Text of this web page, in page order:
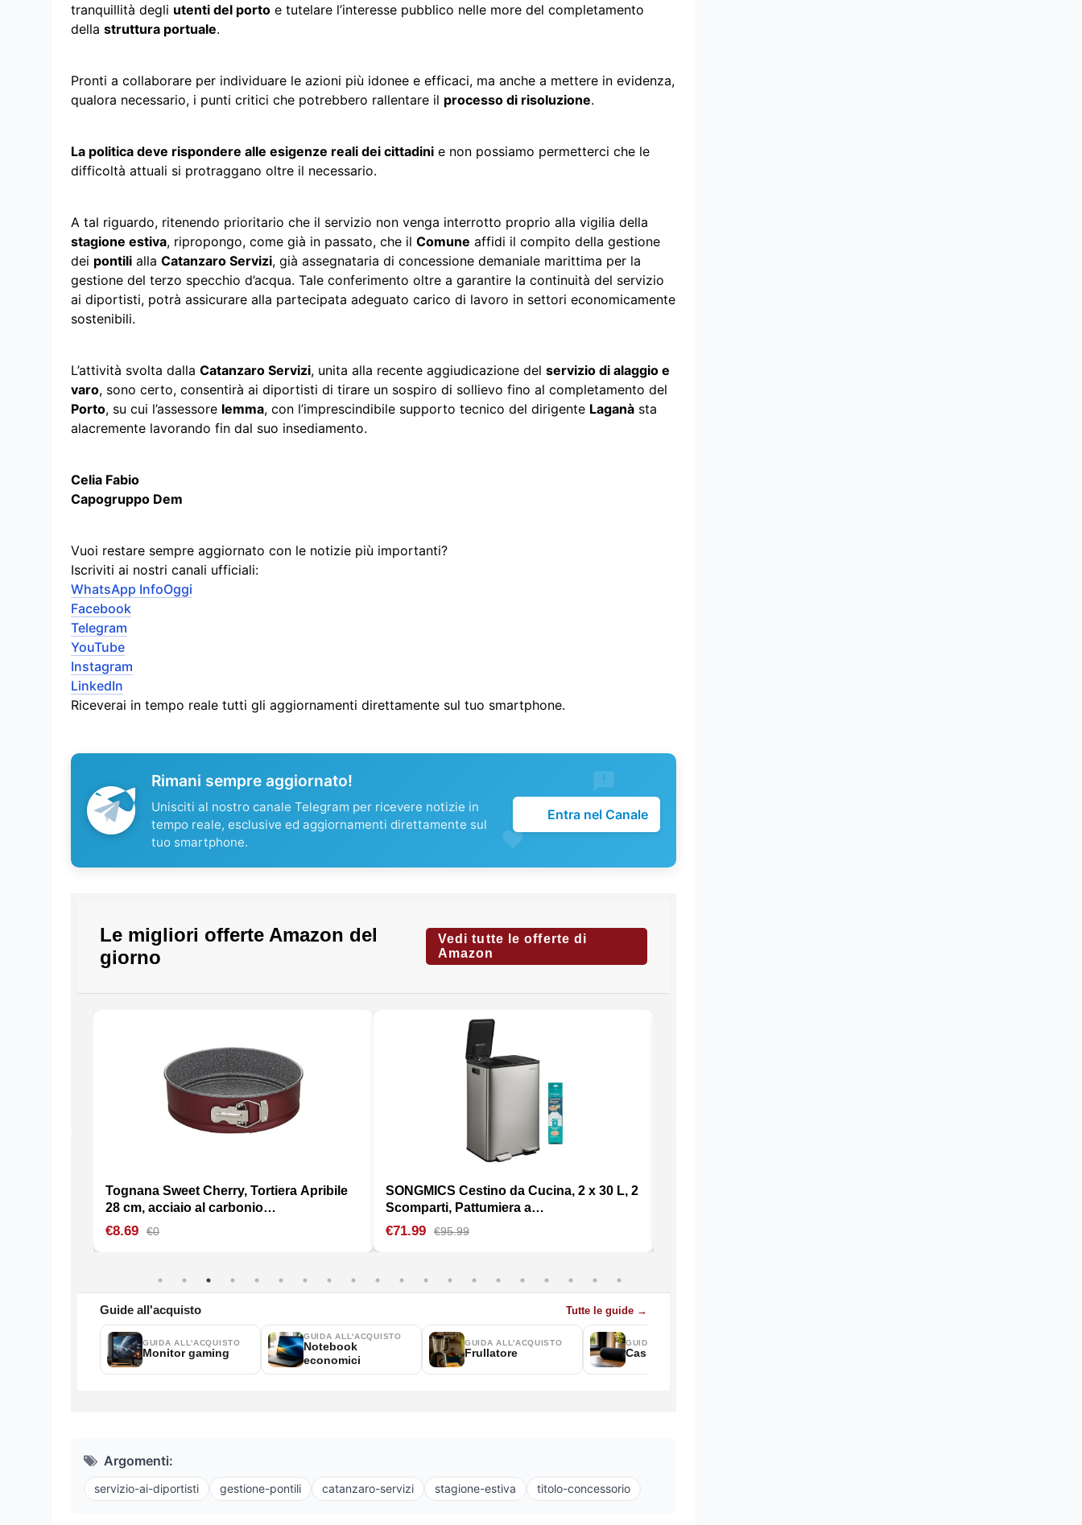
tranquillità degli utenti del porto e tutelare l’interesse pubblico nelle more del completamento
della struttura portuale.
Pronti a collaborare per individuare le azioni più idonee e efficaci, ma anche a mettere in evidenza,
qualora necessario, i punti critici che potrebbero rallentare il processo di risoluzione.
La politica deve rispondere alle esigenze reali dei cittadini e non possiamo permetterci che le
difficoltà attuali si protraggano oltre il necessario.
A tal riguardo, ritenendo prioritario che il servizio non venga interrotto proprio alla vigilia della
stagione estiva, ripropongo, come già in passato, che il Comune affidi il compito della gestione
dei pontili alla Catanzaro Servizi, già assegnataria di concessione demaniale marittima per la
gestione del terzo specchio d’acqua. Tale conferimento oltre a garantire la continuità del servizio
ai diportisti, potrà assicurare alla partecipata adeguato carico di lavoro in settori economicamente
sostenibili.
L’attività svolta dalla Catanzaro Servizi, unita alla recente aggiudicazione del servizio di alaggio e
varo, sono certo, consentirà ai diportisti di tirare un sospiro di sollievo fino al completamento del
Porto, su cui l’assessore Iemma, con l’imprescindibile supporto tecnico del dirigente Laganà sta
alacremente lavorando fin dal suo insediamento.
Celia Fabio
Capogruppo Dem
Vuoi restare sempre aggiornato con le notizie più importanti?
Iscriviti ai nostri canali ufficiali:
WhatsApp InfoOggi
Facebook
Telegram
YouTube
Instagram
LinkedIn
Riceverai in tempo reale tutti gli aggiornamenti direttamente sul tuo smartphone.
Rimani sempre aggiornato!
Unisciti al nostro canale Telegram per ricevere notizie in
tempo reale, esclusive ed aggiornamenti direttamente sul
tuo smartphone.
Entra nel Canale
Argomenti:
servizio-ai-diportisti gestione-pontili catanzaro-servizi stagione-estiva titolo-concessorio